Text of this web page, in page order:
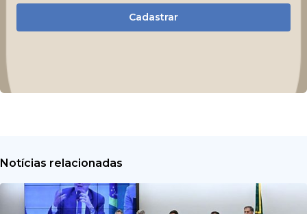
Cadastrar
Notícias relacionadas